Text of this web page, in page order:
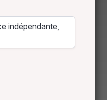
indépendante,